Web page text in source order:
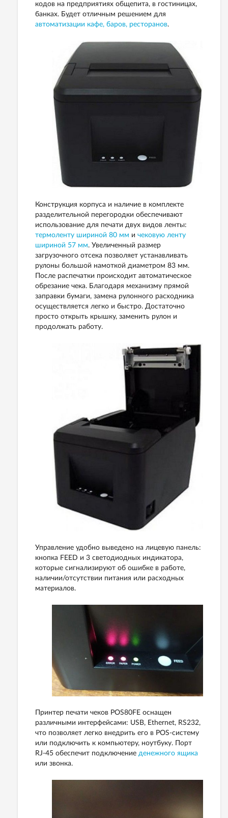
кодов на предприятиях общепита, в гостиницах,
банках. Будет отличным решением для
автоматизации кафе, баров, ресторанов.
Конструкция корпуса и наличие в комплекте
разделительной перегородки обеспечивают
использование для печати двух видов ленты:
термоленту шириной 80 мм и чековую ленту
шириной 57 мм. Увеличенный размер
загрузочного отсека позволяет устанавливать
рулоны большой намоткой диаметром 83 мм.
После распечатки происходит автоматическое
обрезание чека. Благодаря механизму прямой
заправки бумаги, замена рулонного расходника
осуществляется легко и быстро. Достаточно
просто открыть крышку, заменить рулон и
продолжать работу.
Управление удобно выведено на лицевую панель:
кнопка FEED и 3 светодиодных индикатора,
которые сигнализируют об ошибке в работе,
наличии/отсутствии питания или расходных
материалов.
Принтер печати чеков POS80FE оснащен
различными интерфейсами: USB, Ethernet, RS232,
что позволяет легко внедрить его в POS-cистему
или подключить к компьютеру, ноутбуку. Порт
RJ-45 обеспечит подключение денежного ящика
или звонка.